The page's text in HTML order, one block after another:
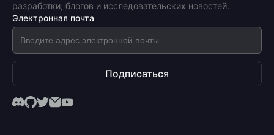
разработки, блогов и исследовательских новостей.
Электронная почта
Подписаться